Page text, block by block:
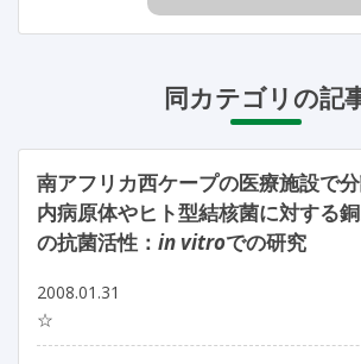
同カテゴリの記
南アフリカ西ケープの医療施設で
内病原体やヒト型結核菌に対する
の抗菌活性： in vitroでの研究
2008.01.31
☆